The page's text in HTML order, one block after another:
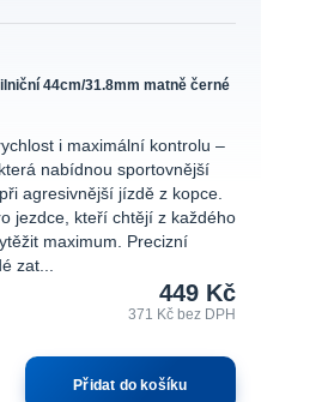
44cm/31.8mm matně černé
i maximální kontrolu –
nabídnou sportovnější
agresivnější jízdě z kopce.
jezdce, kteří chtějí z každého
maximum. Precizní
zat...
449 Kč
371 Kč bez DPH
Přidat do košíku